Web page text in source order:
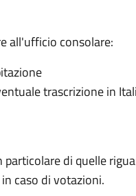
all'ufficio consolare:
trascrizione in
di quelle
caso di votazioni.